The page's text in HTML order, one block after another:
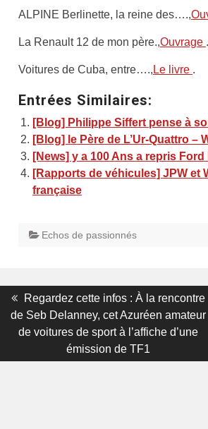
ALPINE Berlinette, la reine des….,
La Renault 12 de mon père.,Ouvrage .
Voitures de Cuba, entre…., Le livre .
Entrées Similaires:
[Blog] Philippe Siffert pense à
[Blog] le Père de L’Ur-Quattro –
[News] y a 100 Ans a repris
[Rapports de véhicules] JPW et
française
Echos de passionnés
Navigation
de
Previous
post:
Regardez cette infos : À la rencontre
de Seb Delanney, cet Azuréen amateur
de voitures de sport à l’affiche d’une
émission de TF1